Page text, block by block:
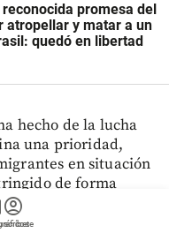
account_circle
promesa del
atropellar y matar a un
quedó en libertad
hecho de la lucha
una prioridad,
en situación
de forma
draconiana, la